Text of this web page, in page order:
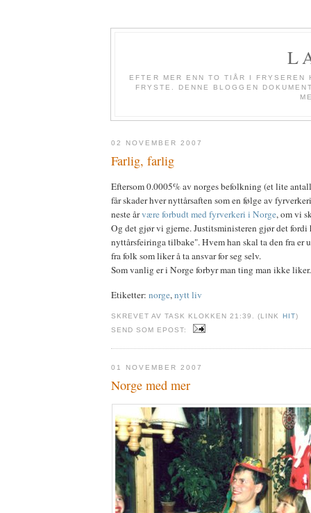
EFTER MER ENN TO TIÅR I
FRYSTE. DENNE BLOGGEN
02 NOVEMBER 2007
Farlig, farlig
Eftersom 0.0005% av norges befolkning (et lite
får skader hver nyttårsaften som en følge av
neste årvære forbudt med fyrverkeri i Norge, om vi
Og det gjør vi gjerne. Justitsministeren gjør det
nyttårsfeiringa tilbake". Hvem han skal ta den fra er
fra folk som liker å ta ansvar for seg selv.
Som vanlig er i Norge forbyr man ting man ikke
Etiketter: norge,nytt liv
SKREVET AV TASK KLOKKEN 21:39. (LINK HIT)
SEND SOM EPOST:
01 NOVEMBER 2007
Norge med mer